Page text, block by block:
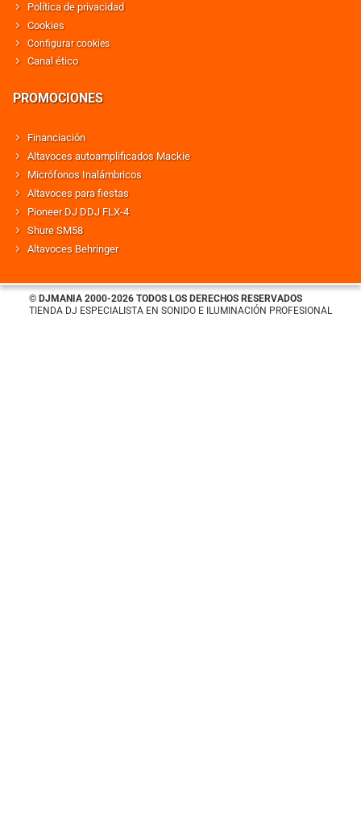
Política de privacidad
Cookies
Configurar cookies
Canal ético
PROMOCIONES
Financiación
Altavoces autoamplificados Mackie
Micrófonos Inalámbricos
Altavoces para fiestas
Pioneer DJ DDJ FLX-4
Shure SM58
Altavoces Behringer
© DJMANIA 2000-2026 TODOS LOS DERECHOS RESERVADOS
TIENDA DJ ESPECIALISTA EN SONIDO E ILUMINACIÓN PROFESIONAL